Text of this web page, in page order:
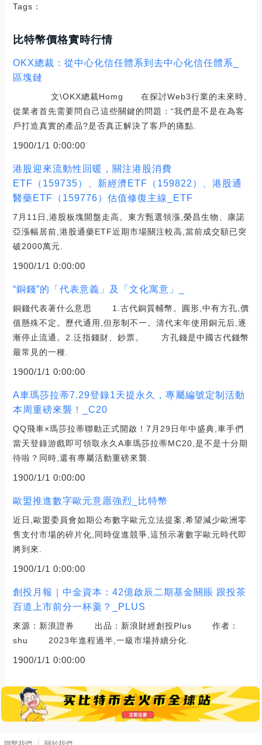
Tags：
比特幣價格實時行情
OKX總裁：從中心化信任體系到去中心化信任體系_
區塊鏈
文\OKX總裁Homg 在探討Web3行業的未來時,
從業者首先需要問自己這些關鍵的問題：“我們是不是在為客
戶打造真實的產品?是否真正解決了客戶的痛點.
1900/1/1 0:00:00
港股迎來流動性回暖，關注港股消費
ETF（159735）、新經濟ETF（159822）、港股通
醫藥ETF（159776）估值修復主線_ETF
7月11日,港股板塊開盤走高。東方甄選領漲,榮昌生物、康諾
亞漲幅居前,港股通藥ETF近期市場關注較高,當前成交額已突
破2000萬元.
1900/1/1 0:00:00
“銅錢”的「代表意義」及「文化寓意」_
銅錢代表著什么意思 1.古代銅質輔幣。圓形,中有方孔,價
值懸殊不定。歷代通用,但形制不一。清代末年使用銅元后,逐
漸停止流通。2.泛指錢財、鈔票。 方孔錢是中國古代錢幣
最常見的一種.
1900/1/1 0:00:00
A車瑪莎拉蒂7.29登錄1天提永久，專屬編號定制活動
本周重磅來襲！_C20
QQ飛車×瑪莎拉蒂聯動正式開啟！7月29日年中盛典,車手們
當天登錄游戲即可領取永久A車瑪莎拉蒂MC20,是不是十分期
待啦？同時,還有專屬活動重磅來襲.
1900/1/1 0:00:00
歐盟推進數字歐元意愿強烈_比特幣
近日,歐盟委員會如期公布數字歐元立法提案,希望減少歐洲零
售支付市場的碎片化,同時促進競爭,這預示著數字歐元時代即
將到來.
1900/1/1 0:00:00
創投月報｜中金資本：42億啟辰二期基金關賬 跟投茶
百道上市前分一杯羹？_PLUS
來源：新浪證券 出品：新浪財經創投Plus 作者：
shu 2023年進程過半,一級市場持續分化.
1900/1/1 0:00:00